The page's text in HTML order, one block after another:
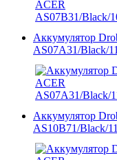
Аккумулятор
AS07A31/Black/
Аккумулятор
AS10B71/Black/